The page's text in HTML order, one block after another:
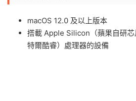
macOS 12.0 及以上版本
搭載 Apple Silicon（蘋果自研
特爾酷睿）處理器的設備